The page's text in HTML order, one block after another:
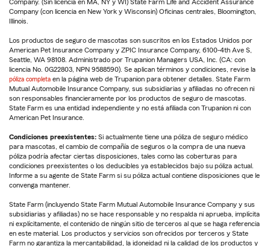
Company. (Sin licencia en MA, NY y WI) State Farm Life and Accident Assurance
Company (con licencia en New York y Wisconsin) Oficinas centrales, Bloomington,
Illinois.
Los productos de seguro de mascotas son suscritos en los Estados Unidos por
American Pet Insurance Company y ZPIC Insurance Company, 6100-4th Ave S,
Seattle, WA 98108. Administrado por Trupanion Managers USA, Inc. (CA: con
licencia No. 0G22803, NPN 9588590). Se aplican términos y condiciones, revise la
póliza completa en la página web de Trupanion para obtener detalles. State Farm
Mutual Automobile Insurance Company, sus subsidiarias y afiliadas no ofrecen ni
son responsables financieramente por los productos de seguro de mascotas.
State Farm es una entidad independiente y no está afiliada con Trupanion ni con
American Pet Insurance.
Condiciones preexistentes: Si actualmente tiene una póliza de seguro médico
para mascotas, el cambio de compañía de seguros o la compra de una nueva
póliza podría afectar ciertas disposiciones, tales como las coberturas para
condiciones preexistentes o los deducibles ya establecidos bajo su póliza actual.
Informe a su agente de State Farm si su póliza actual contiene disposiciones que le
convenga mantener.
State Farm (incluyendo State Farm Mutual Automobile Insurance Company y sus
subsidiarias y afiliadas) no se hace responsable y no respalda ni aprueba, implícita
ni explícitamente, el contenido de ningún sitio de terceros al que se haga referencia
en este material. Los productos y servicios son ofrecidos por terceros y State
Farm no garantiza la mercantabilidad, la idoneidad ni la calidad de los productos y